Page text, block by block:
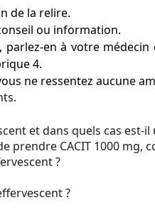
de la relire.
ou information.
parlez-en à votre
4.
ne ressentez aucune
et dans quels cas est-il
prendre CACIT 1000 mg,
?
?